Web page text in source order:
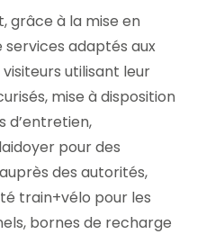
grâce à la mise en
services adaptés aux
utilisant leur
mise à disposition
d’entretien,
pour des
des autorités,
train+vélo pour les
bornes de recharge